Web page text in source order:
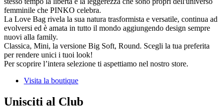
femminile che PINKO celebra.
La Love Bag rivela la sua natura trasformista e versatile, continua ad
evolversi ed è amata in tutto il mondo aggiungendo design sempre
nuovi alla family.
Classica, Mini, la versione Big Soft, Round. Scegli la tua preferita
per rendere unici i tuoi look!
Per scoprire l’intera selezione ti aspettiamo nel nostro store.
Visita la boutique
Unisciti al Club